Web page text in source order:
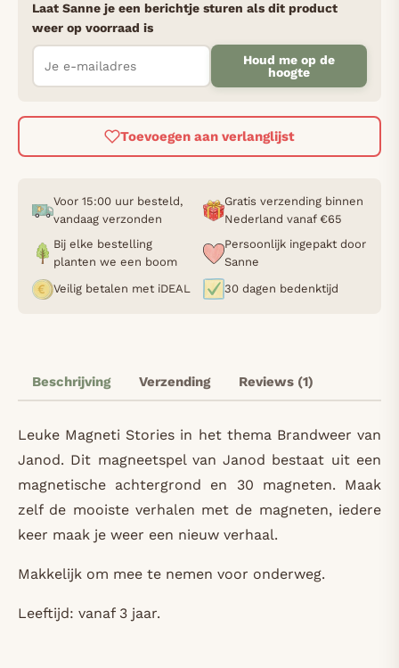
Laat Sanne je een berichtje sturen als dit product
weer op voorraad is
Houd me op de
hoogte
Toevoegen aan verlanglijst
Voor 15:00 uur besteld,
vandaag verzonden
Gratis verzending binnen
Nederland vanaf €65
Bij elke bestelling
planten we een boom
Persoonlijk ingepakt door
Sanne
Veilig betalen met iDEAL
30 dagen bedenktijd
Beschrijving Verzending Reviews (1)
Leuke Magneti Stories in het thema Brandweer van
Janod. Dit magneetspel van Janod bestaat uit een
magnetische achtergrond en 30 magneten. Maak
zelf de mooiste verhalen met de magneten, iedere
keer maak je weer een nieuw verhaal.
Makkelijk om mee te nemen voor onderweg.
Leeftijd: vanaf 3 jaar.